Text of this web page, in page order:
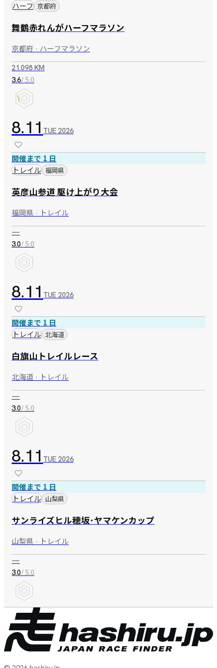
ハーフ 京都府
舞鶴赤れんがハーフマラソン
京都府 · ハーフマラソン
21.098 KM
3.6/ 5.0
8.11 TUE 2026
開催まで 1 日
トレイル 福岡県
英彦山参道 駆け上がり大会
福岡県 · トレイル
—
3.0/ 5.0
8.11 TUE 2026
開催まで 1 日
トレイル 北海道
白旗山トレイルレース
北海道 · トレイル
—
3.0/ 5.0
8.11 TUE 2026
開催まで 1 日
トレイル 山梨県
サンライズヒル穂坂･ヤマケンカップ
山梨県 · トレイル
—
3.0/ 5.0